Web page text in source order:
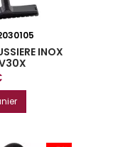
INOX